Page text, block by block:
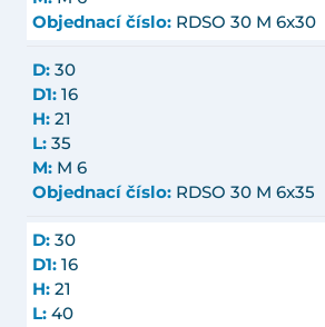
Objednací číslo: RDSO 30 M 6x30
D: 30
D1: 16
H: 21
L: 35
M: M 6
Objednací číslo: RDSO 30 M 6x35
D: 30
D1: 16
H: 21
L: 40